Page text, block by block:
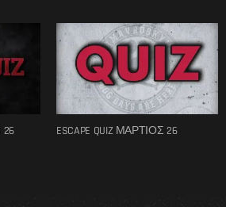
26 ESCAPE QUIZ ΜΑΡΤΙΟΣ 26